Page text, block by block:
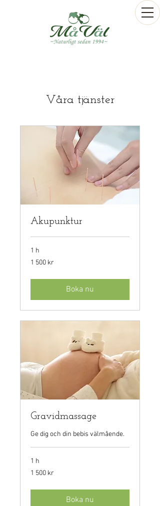
Våra tjänster
Akupunktur
1 h
1 500
svenska
1 500 kr
Boka nu
Gravidmassage
Ge dig och din bebis välmående.
1 h
1 500
svenska
1 500 kr
Boka nu